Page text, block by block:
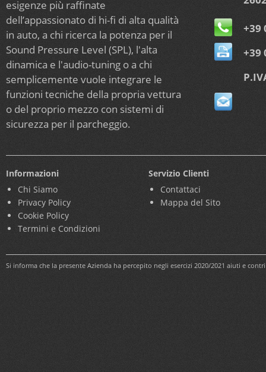
esigenze più raffinate
dell’appassionato di hi-fi di alta qualità
in auto, a chi ricerca la potenza per il
Sound Pressure Level (SPL), l'alta
dinamica e l'audio-tuning o a chi
semplicemente vuole integrare le
funzioni tecniche della propria vettura
o del proprio mezzo con sistemi di
sicurezza per il parcheggio.
+39
+39
Informazioni
Chi Siamo
Privacy Policy
Cookie Policy
Termini e Condizioni
Servizio Clienti
Contattaci
Mappa del Sito
Si informa che la presente Azienda ha percepito negli esercizi 2020/2021 aiuti e